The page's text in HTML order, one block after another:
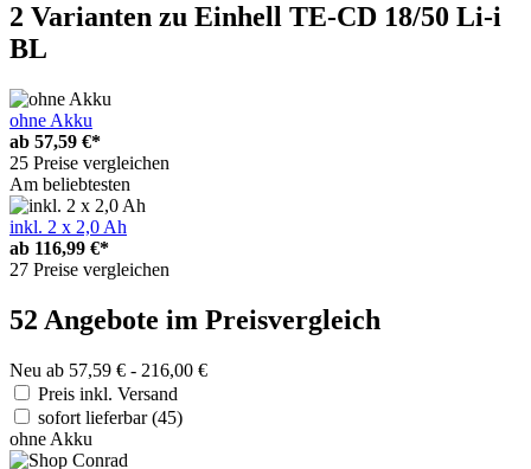
2 Varianten zu Einhell TE-CD 18/50 Li-i
BL
ohne Akku
ab 57,59 €*
25 Preise vergleichen
Am beliebtesten
inkl. 2 x 2,0 Ah
ab 116,99 €*
27 Preise vergleichen
52 Angebote im Preisvergleich
Neu ab 57,59 € - 216,00 €
Preis inkl. Versand
sofort lieferbar(45)
ohne Akku